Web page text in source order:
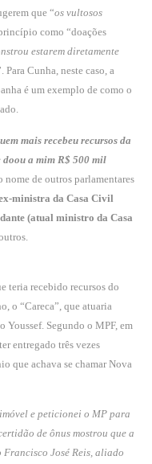
que “os vultosos
como “doações
estarem diretamente
Para Cunha, neste caso, a
é um exemplo de como o
mais recebeu recursos da
doou a mim R$ 500 mil
de outros parlamentares
ministra da Casa Civil
(atual ministro da Casa
teria recebido recursos do
o “Careca”, que atuaria
Segundo o MPF, em
entregado três vezes
que achava se chamar Nova
e peticionei o MP para
de ônus mostrou que a
Francisco José Reis, aliado